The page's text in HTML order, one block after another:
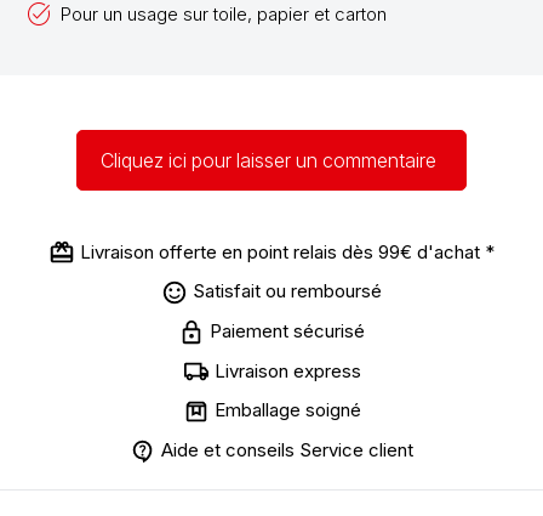
Pour un usage sur toile, papier et carton
Cliquez ici pour laisser un commentaire
Livraison offerte en point relais dès 99€ d'achat *
Satisfait ou remboursé
Paiement sécurisé
Livraison express
Emballage soigné
Aide et conseils Service client